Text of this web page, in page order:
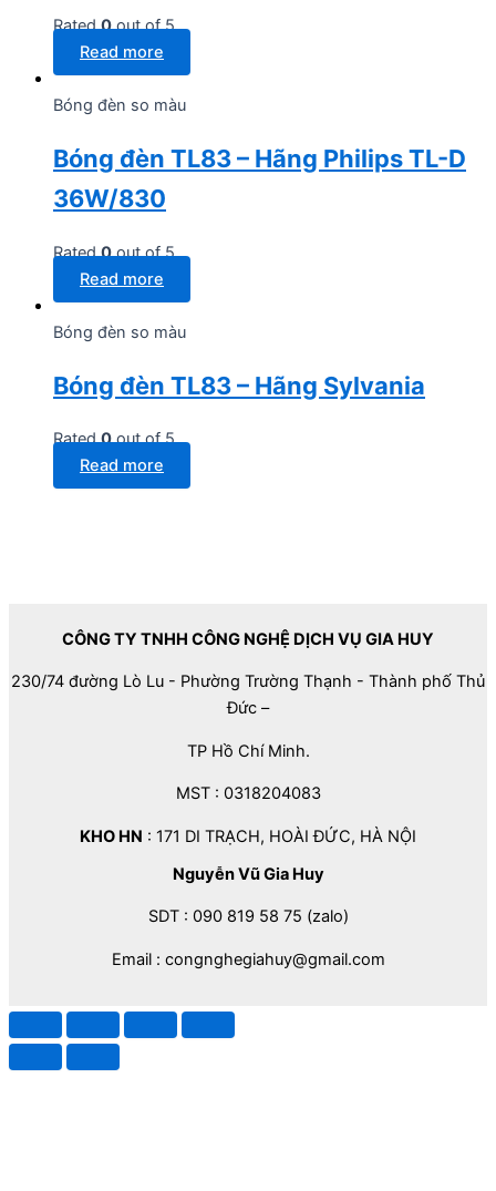
Rated0out of 5
Read more
Bóng đèn so màu
Bóng đèn TL83 – Hãng Philips TL-D
36W/830
Rated0out of 5
Read more
Bóng đèn so màu
Bóng đèn TL83 – Hãng Sylvania
Rated0out of 5
Read more
CÔNG TY TNHH CÔNG NGHỆ DỊCH VỤ GIA HUY
230/74 đường Lò Lu - Phường Trường Thạnh - Thành phố Thủ
Đức –
TP Hồ Chí Minh.
MST : 0318204083
KHO HN : 171 DI TRẠCH, HOÀI ĐỨC, HÀ NỘI
Nguyễn Vũ Gia Huy
SDT : 090 819 58 75 (zalo)
Email : congnghegiahuy@gmail.com